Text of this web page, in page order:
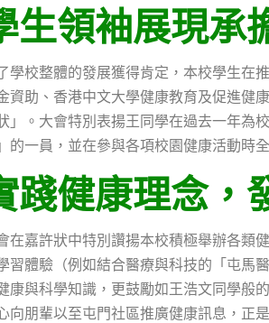
生領袖展現承
學校整體的發展獲得肯定，本校學生在
資助、香港中文大學健康教育及促進健
」。大會特別表揚王同學在過去一年為
的一員，並在參與各項校園健康活動時
踐健康理念，
在嘉許狀中特別讚揚本校積極舉辦各類
習體驗（例如結合醫療與科技的「屯馬
康與科學知識，更鼓勵如王浩文同學般
向朋輩以至屯門社區推廣健康訊息，正